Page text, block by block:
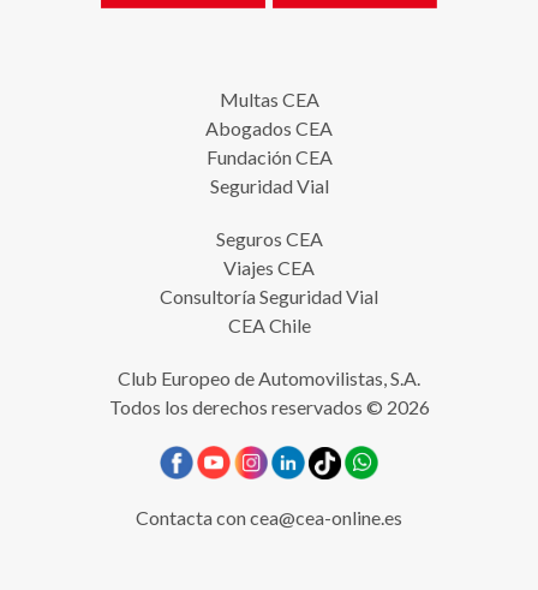
Multas CEA
Abogados CEA
Fundación CEA
Seguridad Vial
Seguros CEA
Viajes CEA
Consultoría Seguridad Vial
CEA Chile
Club Europeo de Automovilistas, S.A.
Todos los derechos reservados © 2026
Contacta concea@cea-online.es